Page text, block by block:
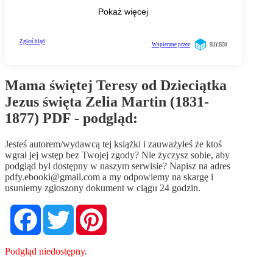
Mama świętej Teresy od Dzieciątka
Jezus święta Zelia Martin (1831-
1877) PDF - podgląd:
Jesteś autorem/wydawcą tej książki i zauważyłeś że ktoś
wgrał jej wstęp bez Twojej zgody? Nie życzysz sobie, aby
podgląd był dostępny w naszym serwisie? Napisz na adres
pdfy.ebooki@gmail.com a my odpowiemy na skargę i
usuniemy zgłoszony dokument w ciągu 24 godzin.
FacebookTwitter
Podgląd niedostępny.